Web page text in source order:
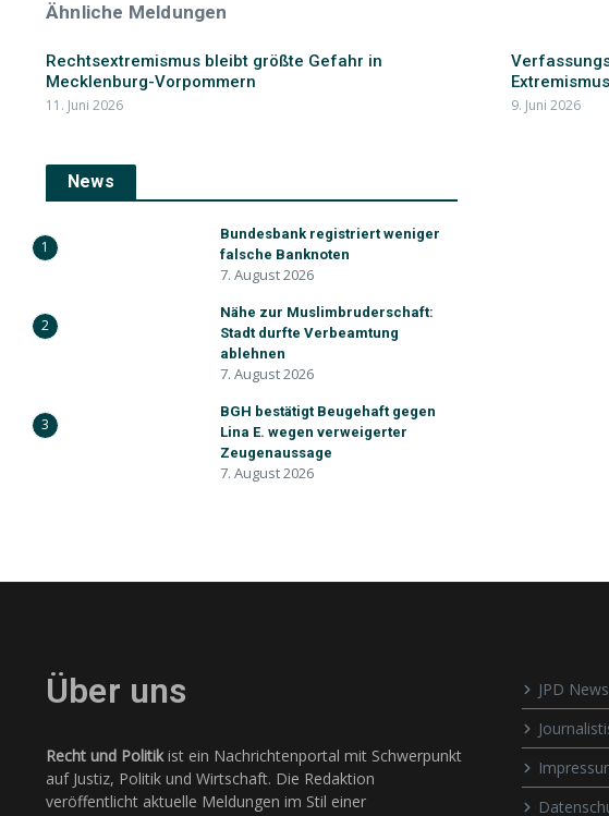
Ähnliche Meldungen
Rechtsextremismus bleibt größte Gefahr in
Mecklenburg-Vorpommern
11. Juni 2026 9. Juni 2026
News
1
Bundesbank registriert weniger
falsche Banknoten
7. August 2026
2
Nähe zur Muslimbruderschaft:
Stadt durfte Verbeamtung
ablehnen
7. August 2026
3
BGH bestätigt Beugehaft gegen
Lina E. wegen verweigerter
Zeugenaussage
7. August 2026
Über uns
Recht und Politikist ein Nachrichtenportal mit Schwerpunkt
auf Justiz, Politik und Wirtschaft. Die Redaktion
veröffentlicht aktuelle Meldungen im Stil einer
JPD News